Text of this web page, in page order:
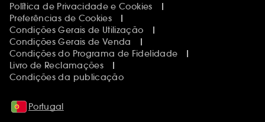
Política de Privacidade e Cookies
Preferências de Cookies
Condições Gerais de Utilização
Condições Gerais de Venda
Condições do Programa de Fidelidade
Livro de Reclamações
Condições da publicação
Portugal